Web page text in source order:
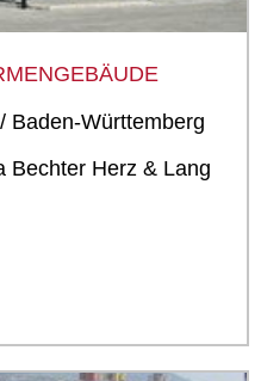
Baden-Württemberg
Bechter Herz & Lang